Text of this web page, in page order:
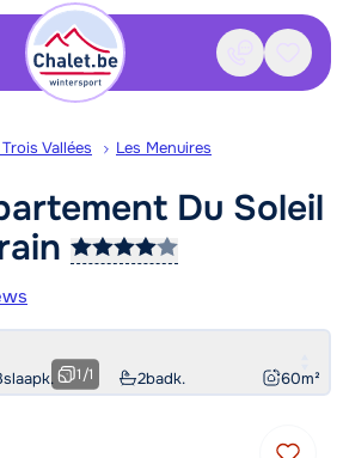
Contact
Vallées Les Menuires
Du Soleil
slaapk. 2badk. 60m²
1/1